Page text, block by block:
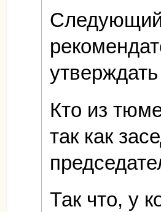
Следующий
Кто из
так как
Так что, у